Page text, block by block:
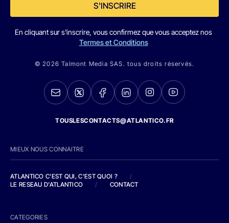
S'INSCRIRE
En cliquant sur s'inscrire, vous confirmez que vous acceptez nos
Termes et Conditions
© 2026 Talmont Media SAS. tous droits réservés.
TOUSLESCONTACTS@ATLANTICO.FR
MIEUX NOUS CONNAITRE
ATLANTICO C'EST QUI, C'EST QUOI ?
/
LE RESEAU D'ATLANTICO
/ CONTACT
CATEGORIES